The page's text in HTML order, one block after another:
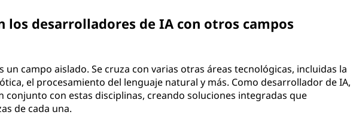
los desarrolladores de IA con otros campos
un campo aislado. Se cruza con varias otras áreas tecnológicas, incluidas la
el procesamiento del lenguaje natural y más. Como desarrollador de IA,
conjunto con estas disciplinas, creando soluciones integradas que
de cada una.